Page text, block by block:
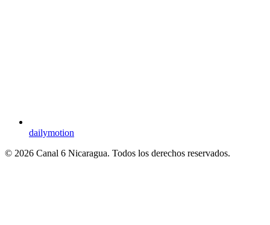
dailymotion
© 2026 Canal 6 Nicaragua. Todos los derechos reservados.